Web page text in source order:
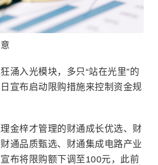
涌入光模块 ，多只“站在光里”的
宣布启动限购措施来控制资金规
金梓才管理的财通成长优选、财
通品质甄选、财通集成电路产业
布将限购额下调至100元，此前